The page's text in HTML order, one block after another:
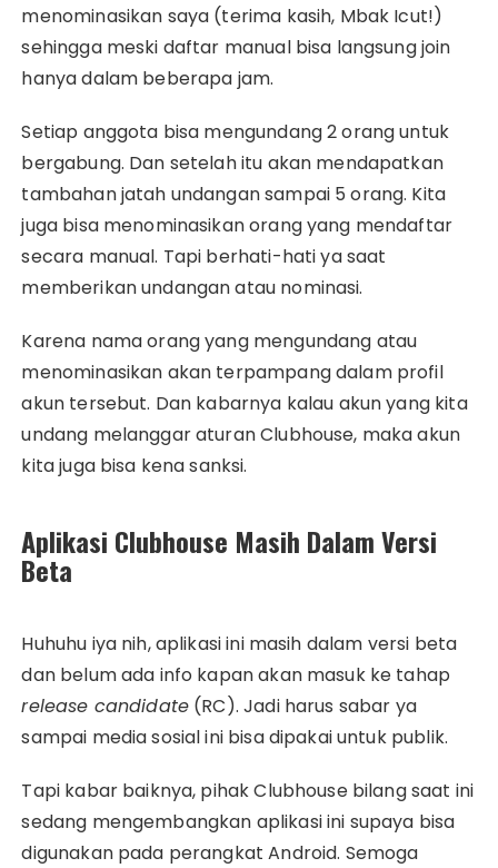
menominasikan saya (terima kasih, Mbak Icut!)
sehingga meski daftar manual bisa langsung join
hanya dalam beberapa jam.
Setiap anggota bisa mengundang 2 orang untuk
bergabung. Dan setelah itu akan mendapatkan
tambahan jatah undangan sampai 5 orang. Kita
juga bisa menominasikan orang yang mendaftar
secara manual. Tapi berhati-hati ya saat
memberikan undangan atau nominasi.
Karena nama orang yang mengundang atau
menominasikan akan terpampang dalam profil
akun tersebut. Dan kabarnya kalau akun yang kita
undang melanggar aturan Clubhouse, maka akun
kita juga bisa kena sanksi.
Aplikasi Clubhouse Masih Dalam Versi
Beta
Huhuhu iya nih, aplikasi ini masih dalam versi beta
dan belum ada info kapan akan masuk ke tahap
release candidate (RC). Jadi harus sabar ya
sampai media sosial ini bisa dipakai untuk publik.
Tapi kabar baiknya, pihak Clubhouse bilang saat ini
sedang mengembangkan aplikasi ini supaya bisa
digunakan pada perangkat Android. Semoga